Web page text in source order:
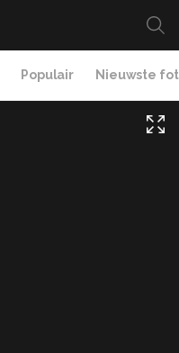
Populair Nieuwste